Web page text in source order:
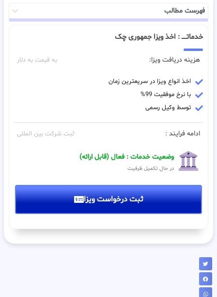
فهرست مطالب
خدماتـــــ : اخذ ویزا جمهوری چک
هزینه دریافت ویزا: به قیمت به دلار
اخذ انواع ویزا در سریعترین زمان
با نرخ موفقیت 99%
توسط وکیل رسمی
ادامه فرایند : ثبت شرکت بین المللی
وضعیت خدمات : فعال (قابل ارائه)
در حال تکمیل ظرفیت
ثبت درخواست ویزا